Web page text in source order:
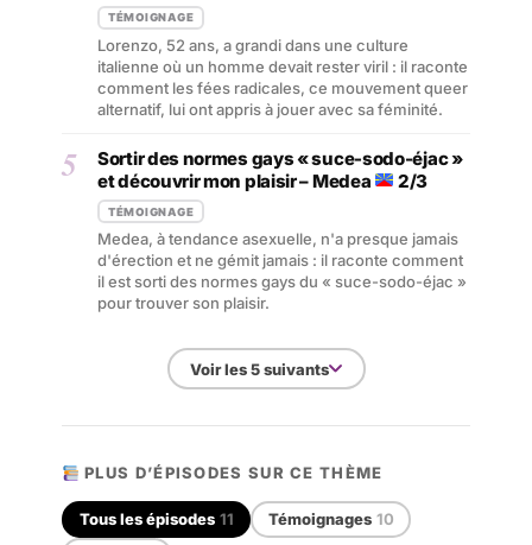
TÉMOIGNAGE
Lorenzo, 52 ans, a grandi dans une culture
italienne où un homme devait rester viril : il raconte
comment les fées radicales, ce mouvement queer
alternatif, lui ont appris à jouer avec sa féminité.
5
Sortir des normes gays « suce-sodo-éjac »
et découvrir mon plaisir – Medea
2/3
TÉMOIGNAGE
Medea, à tendance asexuelle, n'a presque jamais
d'érection et ne gémit jamais : il raconte comment
il est sorti des normes gays du « suce-sodo-éjac »
pour trouver son plaisir.
Voir les 5 suivants
PLUS D’ÉPISODES SUR CE THÈME
Tous les épisodes 11 Témoignages 10